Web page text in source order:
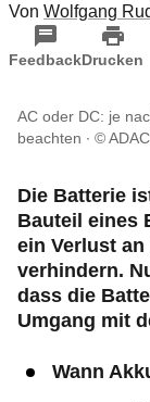
Von Wolfgang
FeedbackDrucken
AC oder DC: je
beachten
©
Die Batterie
Bauteil eines
ein Verlust
verhindern.
dass die
Umgang mit
Wann